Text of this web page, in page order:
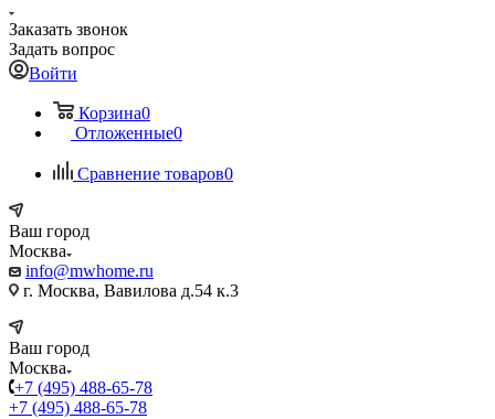
Заказать звонок
Задать вопрос
Войти
Корзина0
Отложенные0
Сравнение товаров0
Ваш город
Москва
info@mwhome.ru
г. Москва, Вавилова д.54 к.3
Ваш город
Москва
+7 (495) 488-65-78
+7 (495) 488-65-78